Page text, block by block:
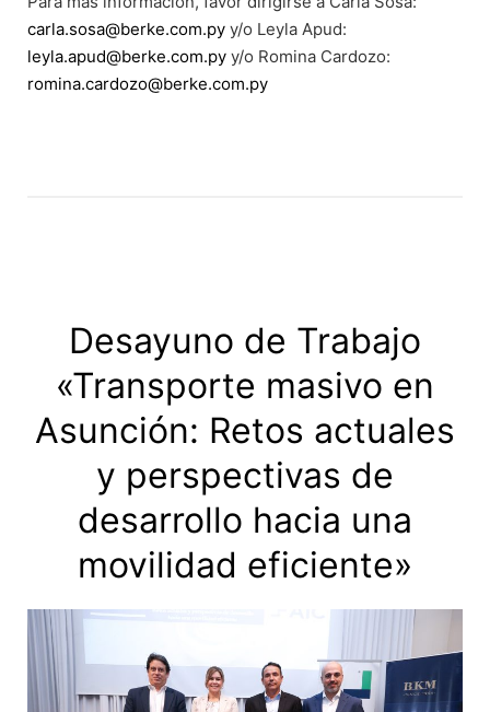
carla.sosa@berke.com.py y/o Leyla Apud:
leyla.apud@berke.com.py y/o Romina Cardozo:
romina.cardozo@berke.com.py
Desayuno de Trabajo
«Transporte masivo en
Asunción: Retos actuales
y perspectivas de
desarrollo hacia una
movilidad eficiente»